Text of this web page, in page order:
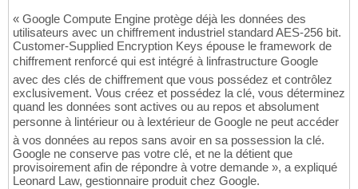
« Google Compute Engine protège déjà les données des
utilisateurs avec un chiffrement industriel standard AES-256 bit.
Customer-Supplied Encryption Keys épouse le framework de
chiffrement renforcé qui est intégré à linfrastructure Google
avec des clés de chiffrement que vous possédez et contrôlez
exclusivement. Vous créez et possédez la clé, vous déterminez
quand les données sont actives ou au repos et absolument
personne à lintérieur ou à lextérieur de Google ne peut accéder
à vos données au repos sans avoir en sa possession la clé.
Google ne conserve pas votre clé, et ne la détient que
provisoirement afin de répondre à votre demande », a expliqué
Leonard Law, gestionnaire produit chez Google.